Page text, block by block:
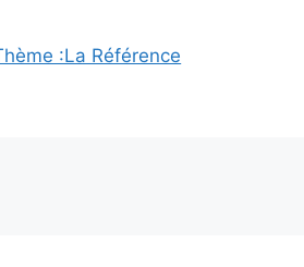
:La Référence